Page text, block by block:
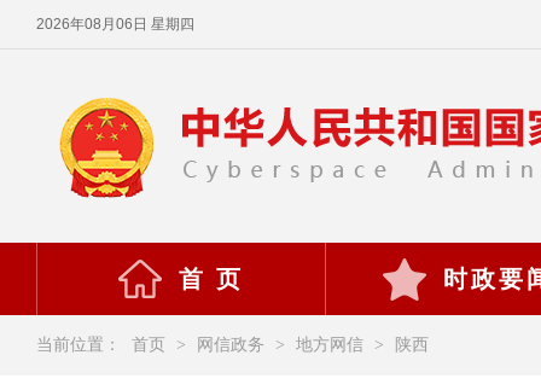
2026年08月06日 星期四
首 页 时政要
当前位置： 首页 > 网信政务 > 地方网信 > 陕西